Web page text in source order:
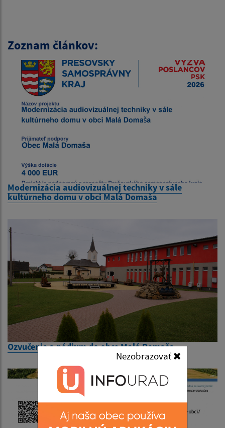
Nezobrazovať
Zoznam článkov:
Modernizácia audiovizuálnej techniky v sále
kultúrneho domu v obci Malá Domaša
Ozvučenie a pódium do obce Malá Domaša